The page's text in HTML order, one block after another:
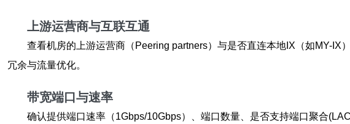
上游运营商与互联互通
查看机房的上游运营商（Peering partners）与是否直连本地IX（如MY-
冗余与流量优化。
带宽端口与速率
确认提供端口速率（1Gbps/10Gbps）、端口数量、是否支持端口聚合